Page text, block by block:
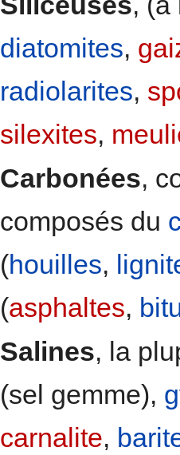
diatomites,
radiolarites,
silexites,
Carbonées,
composés du
(houilles,
(asphaltes,
Salines, la
(sel gemme),
carnalite,